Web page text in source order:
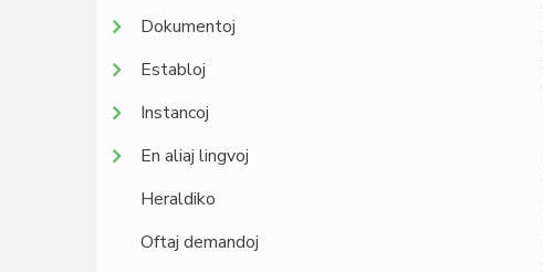
Dokumentoj
Establoj
Instancoj
En aliaj lingvoj
Heraldiko
Oftaj demandoj